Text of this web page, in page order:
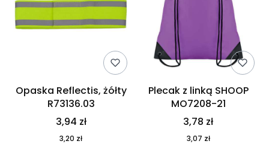
Opaska Reflectis, żółty
R73136.03
3,94 zł
3,20 zł
Plecak z linką SHOOP
MO7208-21
3,78 zł
3,07 zł